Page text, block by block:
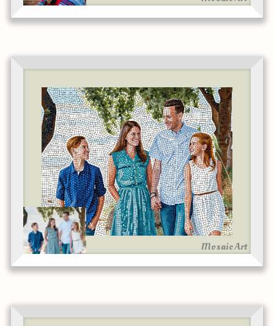
Mosaic Art